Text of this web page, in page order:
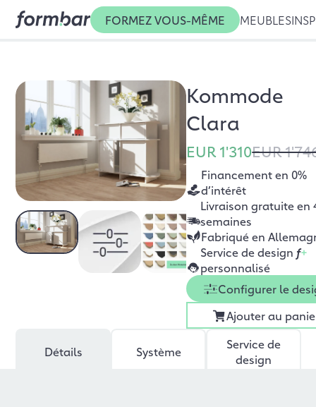
FORMEZ VOUS-MÊME MEUBLES
Kommode
Clara
EUR 1'310EUR
Financement en 0%
d’intérêt
Livraison gratuite en
semaines
Fabriqué en
Service de design f+
personnalisé
Configurer le
Ajouter au
Détails Système
Service de
design